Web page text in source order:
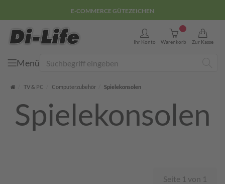
E-COMMERCE GÜTEZEICHEN
Ihr Konto Warenkorb
0
Zur Kasse
Menü
Startseite
TV & PC Computerzubehör Spielekonsolen
Spielekonsolen
Seite 1 von 1